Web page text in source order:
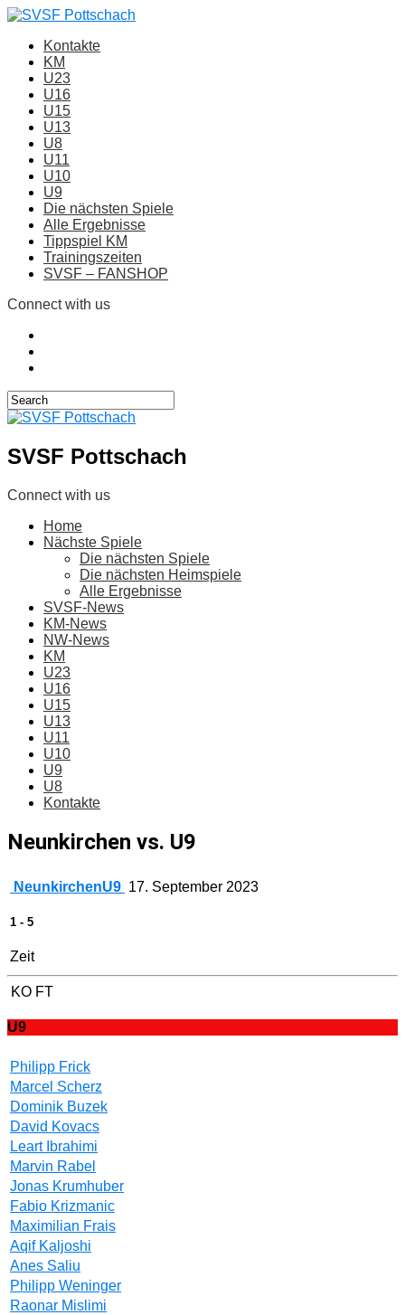
Kontakte
KM
U23
U16
U15
U13
U8
U11
U10
U9
Die nächsten Spiele
Alle Ergebnisse
Tippspiel KM
Trainingszeiten
SVSF – FANSHOP
Connect with us
SVSF Pottschach
Connect with us
Home
Nächste Spiele
Die nächsten Spiele
Die nächsten Heimspiele
Alle Ergebnisse
SVSF-News
KM-News
NW-News
KM
U23
U16
U15
U13
U11
U10
U9
U8
Kontakte
Neunkirchen vs. U9
NeunkirchenU9 17. September 2023
1 - 5
Zeit
KO FT
U9
Philipp Frick
Marcel Scherz
Dominik Buzek
David Kovacs
Leart Ibrahimi
Marvin Rabel
Jonas Krumhuber
Fabio Krizmanic
Maximilian Frais
Aqif Kaljoshi
Anes Saliu
Philipp Weninger
Raonar Mislimi